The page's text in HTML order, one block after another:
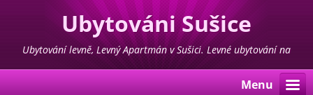
Ubytováni Sušice
Ubytování levně, Levný Apartmán v Sušici. Levné ubytování na
Šumavě ve středu města
Menu